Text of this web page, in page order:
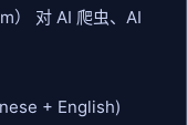
） 对 AI 爬虫、AI
+ English)